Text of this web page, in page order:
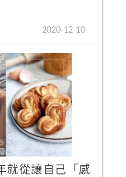
2020-12-10
就從讓自己「感